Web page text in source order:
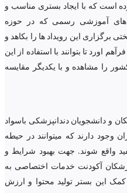
است که با ایجاد بستری مناسب و
های آموزشی رسمی که در حوزه
برگزاری این رویداد ها را بکاهد و
اورد تا بتوانند با استفاده از این
را مشاهده و با یکدیگر مقایسه
و دانشجویان دندانپزشکی باسواد
وجود دارند که میتوانند در حیطه
واقع شوند. جهت بهبود شرایط و
آکودنت خدمات اختصاصی به
کمک این بستر تولید محتوا و ارزش